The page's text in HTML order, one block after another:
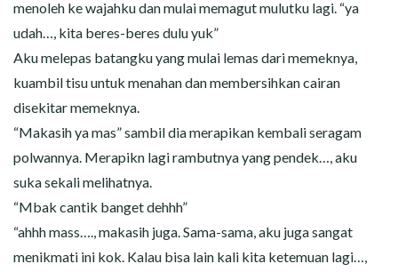
menoleh ke wajahku dan mulai memagut mulutku lagi. “ya
udah…, kita beres-beres dulu yuk”
Aku melepas batangku yang mulai lemas dari memeknya,
kuambil tisu untuk menahan dan membersihkan cairan
disekitar memeknya.
“Makasih ya mas” sambil dia merapikan kembali seragam
polwannya. Merapikn lagi rambutnya yang pendek…, aku
suka sekali melihatnya.
“Mbak cantik banget dehhh”
“ahhh mass…., makasih juga. Sama-sama, aku juga sangat
menikmati ini kok. Kalau bisa lain kali kita ketemuan lagi…,